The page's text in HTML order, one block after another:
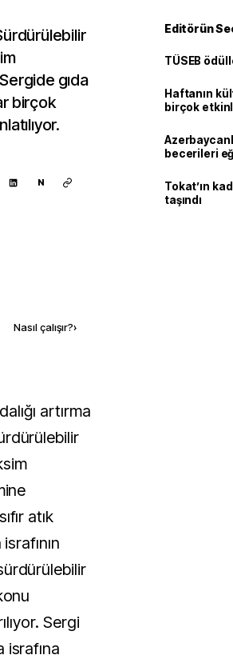
gıda
birçok
N
Nasıl çalışır?›
atık
Sergi
israfına
Editörün
TÜSEB
Haftanın
birçok
becerileri
Tokat’ın
taşındı